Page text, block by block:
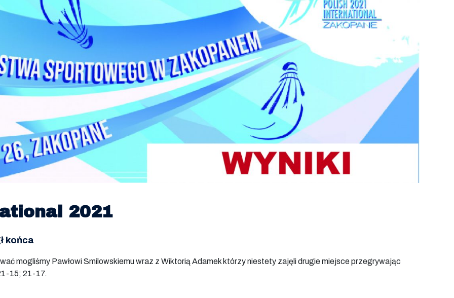
2021
końca
mogliśmy Pawłowi Smilowskiemu wraz z Wiktorią Adamek którzy niestety zajęli drugie miejsce przegrywając
15; 21-17.